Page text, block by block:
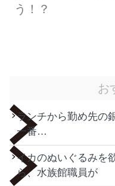
う！？
お
ランチから勤め先の
一番…
イカのぬいぐるみを
ら、水族館職員が